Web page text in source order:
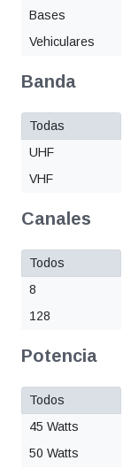
Bases
Vehiculares
Banda
Todas
UHF
VHF
Canales
Todos
8
128
Potencia
Todos
45 Watts
50 Watts